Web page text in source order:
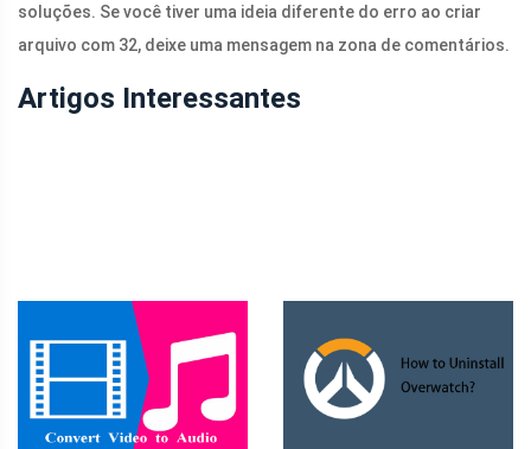
soluções. Se você tiver uma ideia diferente do erro ao criar
arquivo com 32, deixe uma mensagem na zona de comentários.
Artigos Interessantes